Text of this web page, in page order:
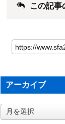
この記事
アーカイブ
ア
ー